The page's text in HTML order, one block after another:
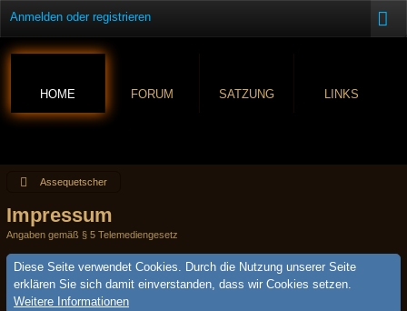
Anmelden oder registrieren
HOME FORUM SATZUNG LINKS
Assequetscher
Impressum
Angaben gemäß § 5 Telemediengesetz
Diese Seite verwendet Cookies. Durch die Nutzung unserer Seite
erklären Sie sich damit einverstanden, dass wir Cookies setzen.
Weitere Informationen